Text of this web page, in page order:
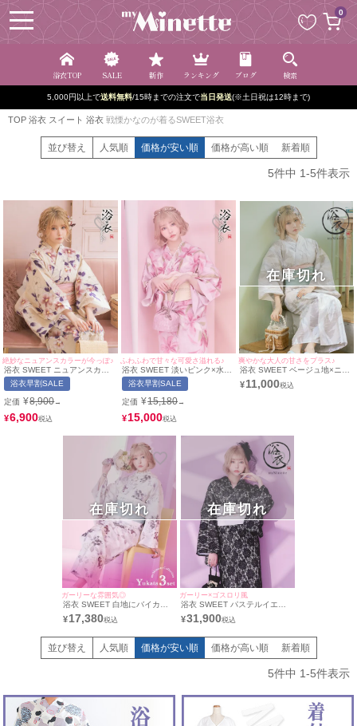
0
浴衣TOP SALE 新作 ランキング ブログ 検索
5,000円以上で送料無料/15時までの注文で当日発送(※土日祝は12時まで)
TOP 浴衣 スイート 浴衣 戦慄かなのが着るSWEET浴衣
並び替え 人気順 価格が安い順 価格が高い順 新着順
5件中 1-5件表示
絶妙なニュアンスカラーが今っぽ♪
浴衣 SWEET ニュアンスカラ
ー×華やか椿 ゆかた2点セット
(浴衣+兵児帯) (戦慄かなの着用)
浴衣早割SALE
定価 ¥8,900→
¥6,900
ふわふわで甘々な可愛さ溢れる♪
浴衣 SWEET 淡いピンク×水彩
百合柄 ゆかた2点セット (浴衣
+兵児帯) (戦慄かなの着用)
浴衣早割SALE
定価 ¥15,180→
¥15,000
爽やかな大人の甘さをプラス♪
浴衣 SWEET ベージュ地×ニュ
アンスリーフ ゆかた2点セット
(浴衣+兵児帯) (戦慄かなの着用)
¥11,000
在庫切れ
ガーリーな雰囲気◎
浴衣 SWEET 白地にバイカラ
ー牡丹 ゆかた2点セット (浴衣
+兵児帯) (戦慄かなの着用)
¥17,380
在庫切れ
ガーリー×ゴスロリ風
浴衣 SWEET パステルイエロ
ー×線画フラワー ゆかた2点セ
ット (浴衣+兵児帯)(なぎ着用)
¥31,900
在庫切れ
並び替え 人気順 価格が安い順 価格が高い順 新着順
5件中 1-5件表示
ペー
ジト
ップ